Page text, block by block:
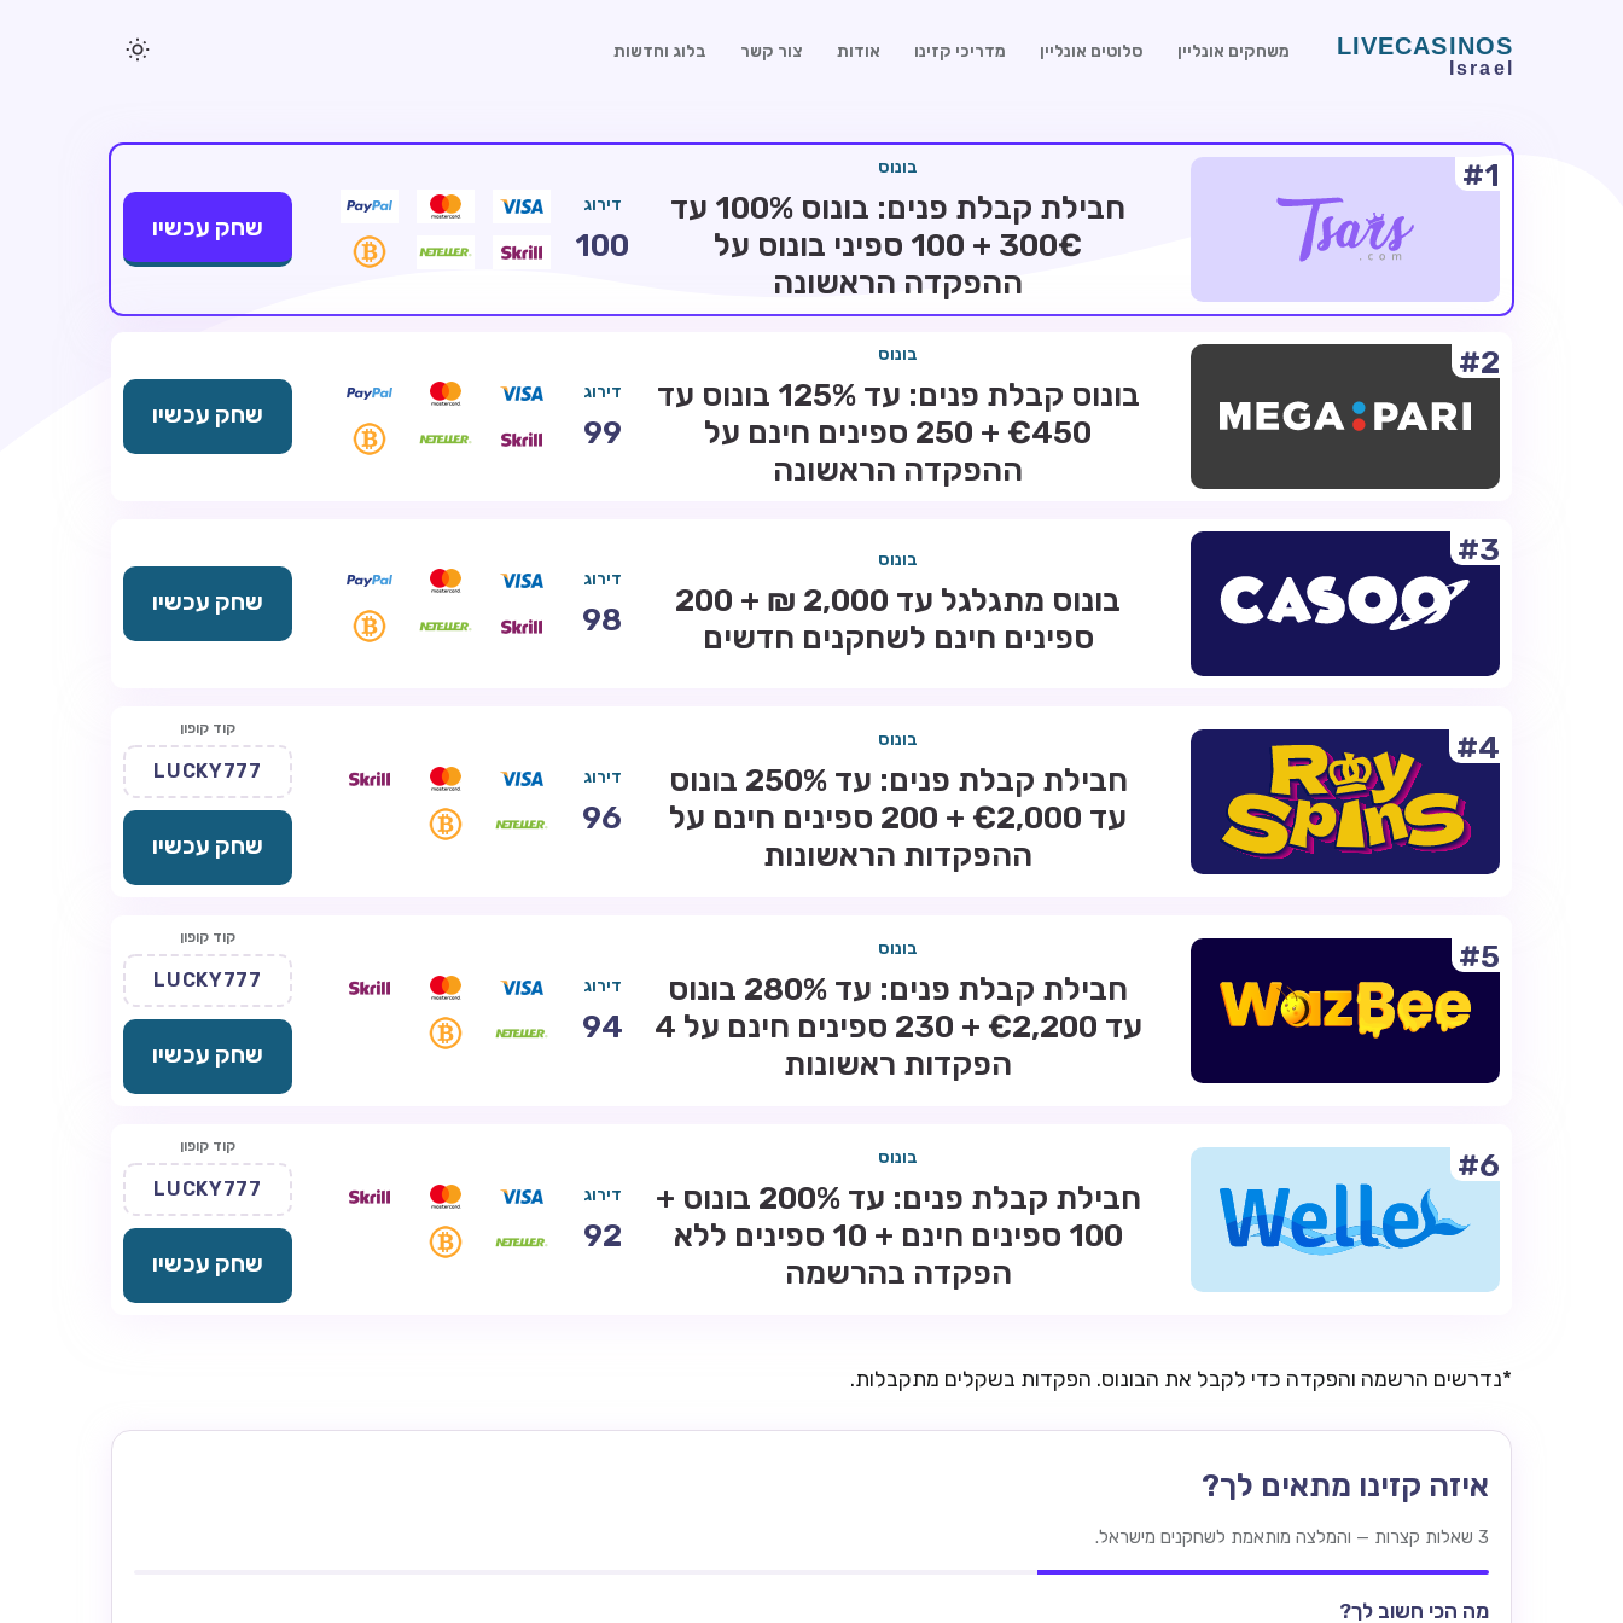
משחקים אונליין סלוטים אונליין מדריכי קזינו אודות צור קשר בלוג וחדשות
#1 בונוס
חבילת קבלת פנים: בונוס 100% עד
300€ + 100 ספיני בונוס על
ההפקדה הראשונה
דירוג
100
שחק עכשיו
#2 בונוס
בונוס קבלת פנים: עד 125% בונוס עד
€450 + 250 ספינים חינם על
ההפקדה הראשונה
דירוג
99
שחק עכשיו
#3 בונוס
בונוס מתגלגל עד 2,000 ₪ + 200
ספינים חינם לשחקנים חדשים
דירוג
98
שחק עכשיו
#4 בונוס
חבילת קבלת פנים: עד 250% בונוס
עד €2,000 + 200 ספינים חינם על
ההפקדות הראשונות
דירוג
96
קוד קופון
LUCKY777
שחק עכשיו
#5 בונוס
חבילת קבלת פנים: עד 280% בונוס
עד €2,200 + 230 ספינים חינם על 4
הפקדות ראשונות
דירוג
94
קוד קופון
LUCKY777
שחק עכשיו
#6 בונוס
חבילת קבלת פנים: עד 200% בונוס +
100 ספינים חינם + 10 ספינים ללא
הפקדה בהרשמה
דירוג
92
קוד קופון
LUCKY777
שחק עכשיו
*נדרשים הרשמה והפקדה כדי לקבל את הבונוס. הפקדות בשקלים מתקבלות.
איזה קזינו מתאים לך?
3 שאלות קצרות — והמלצה מותאמת לשחקנים מישראל.
מה הכי חשוב לך?